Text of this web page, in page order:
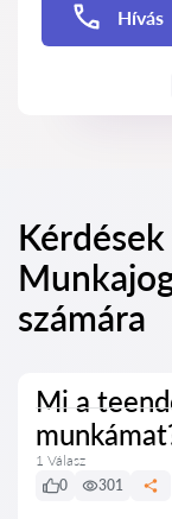
Hívás
számára
Mi a
1 Válasz
0
301